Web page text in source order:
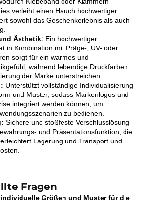
Klebeband oder Klammern
verleiht einen Hauch hochwertiger
sowohl das Geschenkerlebnis als auch
Ästhetik: Ein hochwertiger
in Kombination mit Präge-, UV- oder
sorgt für ein warmes und
während lebendige Druckfarben
der Marke unterstreichen.
Unterstützt vollständige Individualisierung
und Muster, sodass Markenlogos und
integriert werden können, um
zu bedienen.
Sichere und stoßfeste Verschlusslösung
und Präsentationsfunktion; die
Lagerung und Transport und
Fragen
Größen und Muster für die